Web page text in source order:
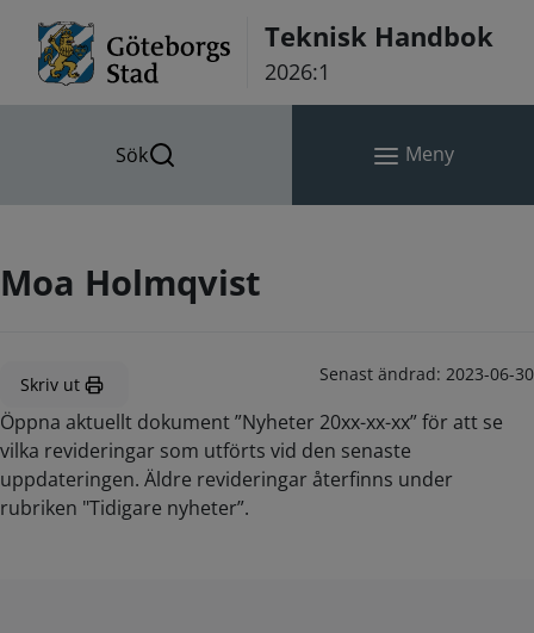
Teknisk Handbok
2026:1
Sök Meny
Moa Holmqvist
Skriv ut Senast ändrad: 2023-06-30
Öppna aktuellt dokument ”Nyheter 20xx-xx-xx” för att se
vilka revideringar som utförts vid den senaste
uppdateringen. Äldre revideringar återfinns under
rubriken "Tidigare nyheter”.